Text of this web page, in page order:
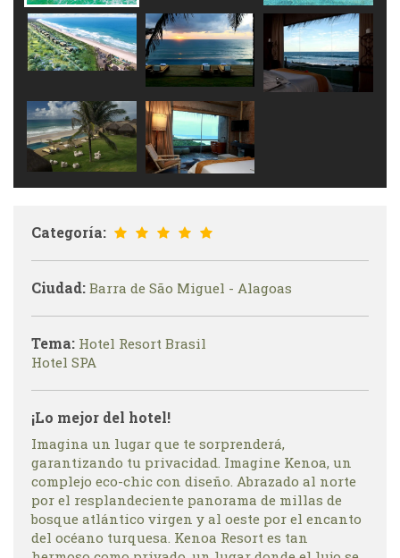
Categoría:
Ciudad: Barra de São Miguel - Alagoas
Tema: Hotel Resort Brasil
Hotel SPA
¡Lo mejor del hotel!
Imagina un lugar que te sorprenderá,
garantizando tu privacidad. Imagine Kenoa, un
complejo eco-chic con diseño. Abrazado al norte
por el resplandeciente panorama de millas de
bosque atlántico virgen y al oeste por el encanto
del océano turquesa. Kenoa Resort es tan